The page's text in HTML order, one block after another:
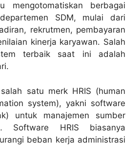
mengotomatiskan berbagai
SDM, mulai dari
rekrutmen, pembayaran
kinerja karyawan. Salah
terbaik saat ini adalah
satu merk HRIS (human
system), yakni software
untuk manajemen sumber
Software HRIS biasanya
beban kerja administrasi